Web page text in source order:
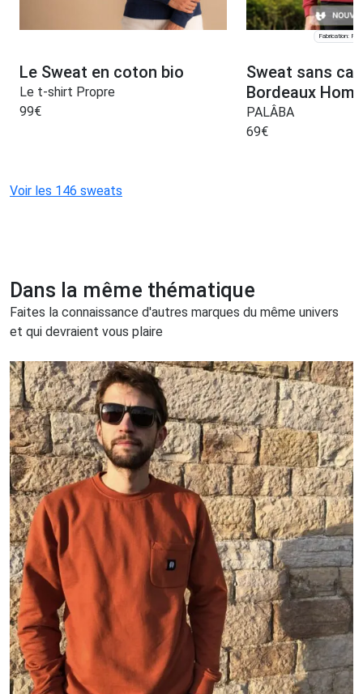
Le Sweat en coton bio
Le t-shirt Propre
99€
Fabrication:
Sweat sans
Bordeaux
PALÂBA
69€
Voir les 146 sweats
Dans la même thématique
Faites la connaissance d'autres marques du même univers
et qui devraient vous plaire